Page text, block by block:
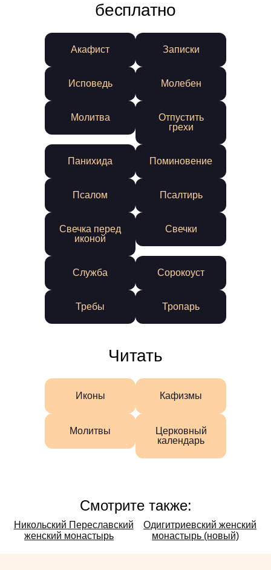
бесплатно
Акафист Записки
Исповедь Молебен
Молитва
Отпустить
грехи
Панихида Поминовение
Псалом Псалтирь
Свечка перед
иконой
Свечки
Служба Сорокоуст
Требы Тропарь
Читать
Иконы Кафизмы
Молитвы
Церковный
календарь
Смотрите также:
Смотрите
также:
Никольский Переславский
женский монастырь
Одигитриевский женский
монастырь (новый)